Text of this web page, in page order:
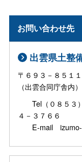
お問い合わせ先
出雲県土整
〒６９３－８５１
（出雲合同庁舎内）
Tel（０８５３
４－３７６６
E-mail izumo-